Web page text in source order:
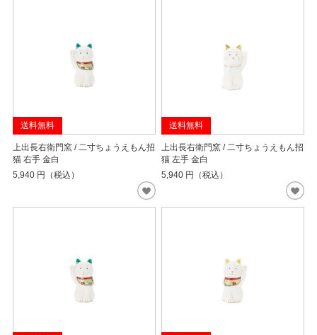
送料無料
上出長右衛門窯 / 二寸ちょうえもん招
猫 右手 金白
5,940 円（税込）
送料無料
上出長右衛門窯 / 二寸ちょうえもん招
猫 左手 金白
5,940 円（税込）